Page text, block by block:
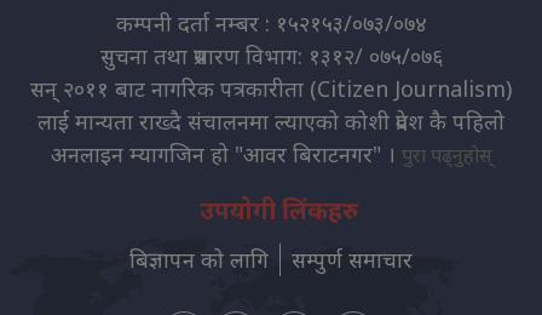
कम्पनी दर्ता नम्बर : १५२१५३/०७३/०७४
सुचना तथा प्रसारण विभाग: १३१२/ ०७५/०७६
सन् २०११ बाट नागरिक पत्रकारीता (Citizen Journalism)
लाई मान्यता राख्दै संचालनमा ल्याएको कोशी प्रदेश कै पहिलो
अनलाइन म्यागजिन हो "आवर बिराटनगर" । पुरा पढ्नुहोस्
उपयोगी लिंकहरु
बिज्ञापन को लागि सम्पुर्ण समाचार